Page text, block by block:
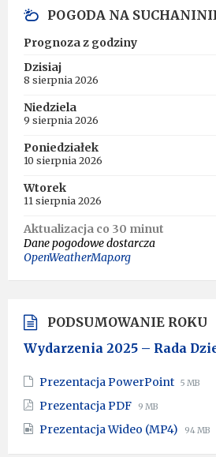
POGODA NA
Prognoza z godziny
Dzisiaj
8 sierpnia 2026
Niedziela
9 sierpnia 2026
Poniedziałek
10 sierpnia 2026
Wtorek
11 sierpnia 2026
Aktualizacja co 30 minut
Dane pogodowe dostarcza
OpenWeatherMap.org
PODSUMOWANIE ROKU
Wydarzenia 2025 – Rada
Prezentacja PowerPoint File
File
5 MB
Prezentacja PDF File
pdf
File
9 MB
Prezentacja Wideo (MP4) File
File
94 MB